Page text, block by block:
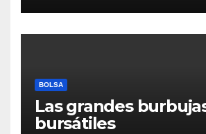
BOLSA
Las grandes
bursátiles